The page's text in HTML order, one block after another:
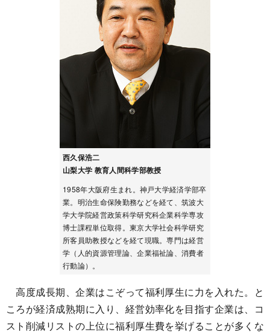
西久保浩二
山梨大学 教育人間科学部教授
1958年大阪府生まれ。神戸大学経済学部卒
業。明治生命保険勤務などを経て、筑波大
学大学院経営政策科学研究科企業科学専攻
博士課程単位取得。東京大学社会科学研究
所客員助教授などを経て現職。専門は経営
学（人的資源管理論、企業福祉論、消費者
行動論）。
高度成長期、企業はこぞって福利厚生に力を入れた。と
ころが経済成熟期に入り、経営効率化を目指す企業は、コ
スト削減リストの上位に福利厚生費を挙げることが多くな